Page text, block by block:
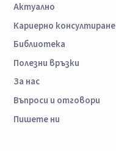
Актуално
Кариерно консултиране
Библиотека
Полезни връзки
За нас
Въпроси и отговори
Пишете ни